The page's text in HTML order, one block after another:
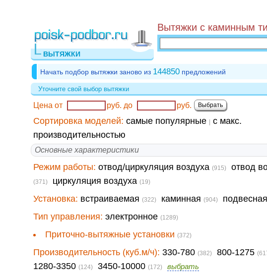
ВЫТЯЖКИ
Вытяжки с каминным
Начать подбор вытяжки заново из 144850 предложений
Уточните свой выбор вытяжки
Цена от руб. до руб.
Сортировка моделей: самые популярные
с макс.
производительностью
Основные характеристики
Режим работы: отвод/циркуляция воздуха (915) отвод
(371) циркуляция воздуха (19)
Установка: встраиваемая (322) каминная (904) подвесная
Тип управления: электронное (1289)
Приточно-вытяжные установки (372)
Производительность (куб.м/ч): 330-780 (382) 800-1275
1280-3350 (124) 3450-10000 (172)
выбрать